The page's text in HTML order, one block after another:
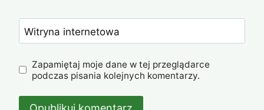
Witryna internetowa
Zapamiętaj moje dane w tej przeglądarce
podczas pisania kolejnych komentarzy.